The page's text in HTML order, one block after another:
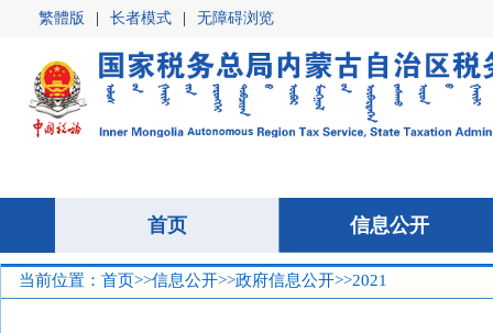
繁體版 长者模式 无障碍浏览
首页 信息公开
首页 信息公开
当前位置： 首页>>信息公开>>政府信息公开>>2021